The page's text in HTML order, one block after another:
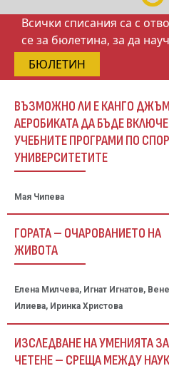
Всички списания са с
се за бюлетина, за да
БЮЛЕТИН
ВЪЗМОЖНО ЛИ Е КАНГО
АЕРОБИКАТА ДА БЪДЕ
УЧЕБНИТЕ ПРОГРАМИ ПО
УНИВЕРСИТЕТИТЕ
Мая Чипева
ГОРАТА – ОЧАРОВАНИЕТО НА
ЖИВОТА
Елена Милчева, Игнат Игнатов,
Илиева, Иринка Христова
ИЗСЛЕДВАНЕ НА УМЕНИЯТА ЗА
ЧЕТЕНЕ – СРЕЩА МЕЖДУ